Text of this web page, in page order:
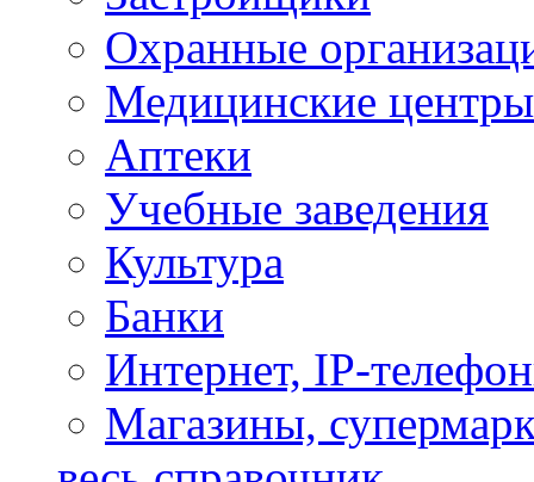
Охранные
Медицинские центры
Аптеки
Учебные заведения
Культура
Банки
Интернет, IP-
Магазины,